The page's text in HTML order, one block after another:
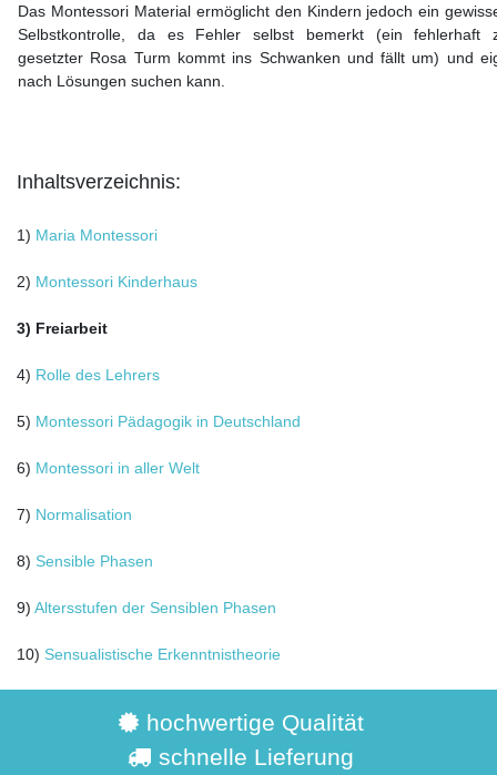
Das Montessori Material ermöglicht den Kindern jedoch ein
Selbstkontrolle, da es Fehler selbst bemerkt (ein fehlerhaft
gesetzter Rosa Turm kommt ins Schwanken und fällt um) und
nach Lösungen suchen kann.
Inhaltsverzeichnis:
1) Maria Montessori
2) Montessori Kinderhaus
3) Freiarbeit
4) Rolle des Lehrers
5) Montessori Pädagogik in Deutschland
6) Montessori in aller Welt
7) Normalisation
8) Sensible Phasen
9) Altersstufen der Sensiblen Phasen
10) Sensualistische Erkenntnistheorie
hochwertige Qualität
schnelle Lieferung